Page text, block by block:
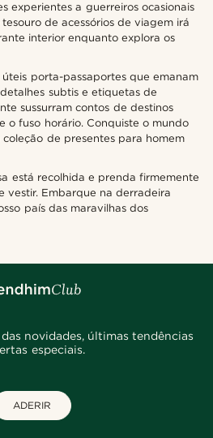
experientes a guerreiros ocasionais
de acessórios de viagem irá
interior enquanto explora os
porta-passaportes que emanam
subtis e etiquetas de
sussurram contos de destinos
o fuso horário. Conquiste o mundo
de presentes para homem
está recolhida e prenda firmemente
vestir. Embarque na derradeira
país das maravilhas dos
novidades, últimas tendências
especiais.
ADERIR